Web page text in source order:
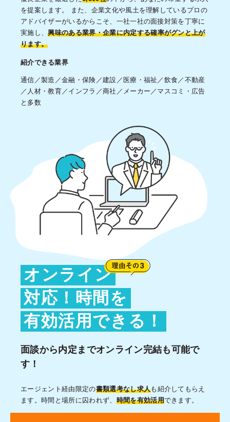
を提案します。 また、企業文化や風土を理解しているプロの
アドバイザーがいるからこそ、一社一社の面接対策を丁寧に
実施し、興味のある業界・企業に内定する確率がグンと上が
ります。
紹介できる業界
通信／製造／金融・保険／建設／医療・福祉／飲食／不動産
／人材・教育／インフラ／商社／メーカー／マスコミ・広告
と多数
オンライン
対応！時間を
有効活用できる！
面談から内定までオンライン完結も可能で
す！
エージェント経由限定の書類選考なし求人も紹介してもらえ
ます。時間と場所に囚われず、 時間を有効活用できます。